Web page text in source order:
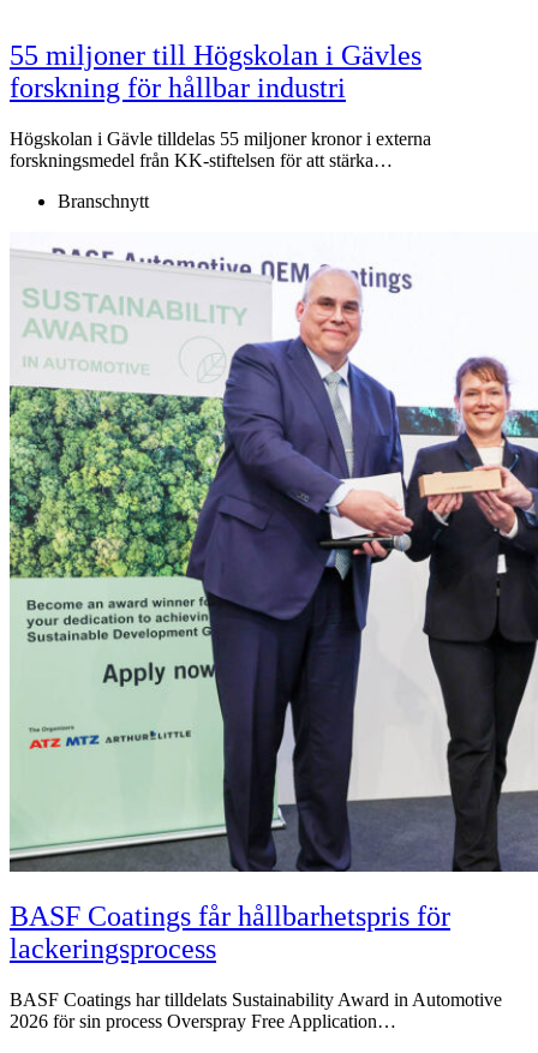
55 miljoner till Högskolan i Gävles
forskning för hållbar industri
Högskolan i Gävle tilldelas 55 miljoner kronor i externa
forskningsmedel från KK-stiftelsen för att stärka…
Branschnytt
BASF Coatings får hållbarhetspris för
lackeringsprocess
BASF Coatings har tilldelats Sustainability Award in Automotive
2026 för sin process Overspray Free Application…